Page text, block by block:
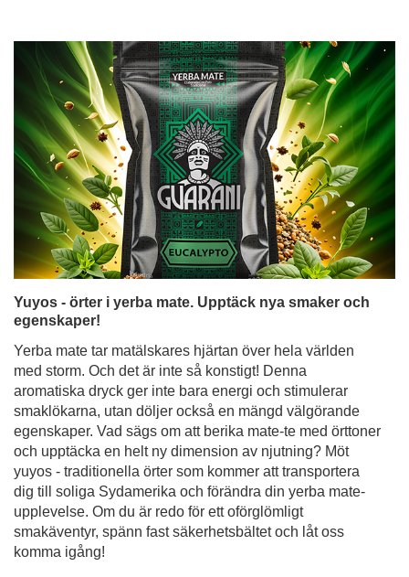
Yuyos - örter i yerba mate. Upptäck nya smaker och
egenskaper!
Yerba mate tar matälskares hjärtan över hela världen
med storm. Och det är inte så konstigt! Denna
aromatiska dryck ger inte bara energi och stimulerar
smaklökarna, utan döljer också en mängd välgörande
egenskaper. Vad sägs om att berika mate-te med örttoner
och upptäcka en helt ny dimension av njutning? Möt
yuyos - traditionella örter som kommer att transportera
dig till soliga Sydamerika och förändra din yerba mate-
upplevelse. Om du är redo för ett oförglömligt
smakäventyr, spänn fast säkerhetsbältet och låt oss
komma igång!